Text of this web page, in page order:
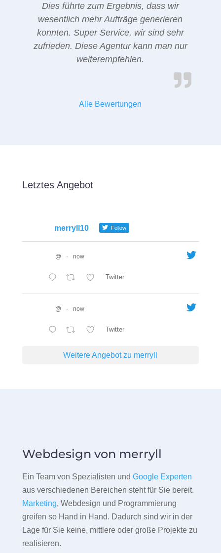
Dies führte zum Ergebnis, dass wir
wesentlich mehr Aufträge generieren
konnten. Super Service, wir sind sehr
zufrieden. Diese Agentur kann man nur
weiterempfehlen.
Alle Bewertungen
Letztes Angebot
merryll10 Follow
@ · now
Twitter
@ · now
Twitter
Weitere Angebot zu merryll
Webdesign von merryll
Ein Team von Spezialisten und Google Experten
aus verschiedenen Bereichen steht für Sie bereit.
Marketing, Webdesign und Programmierung
greifen so Hand in Hand. Dadurch sind wir in der
Lage für Sie keine, mittlere oder große Projekte zu
realisieren.